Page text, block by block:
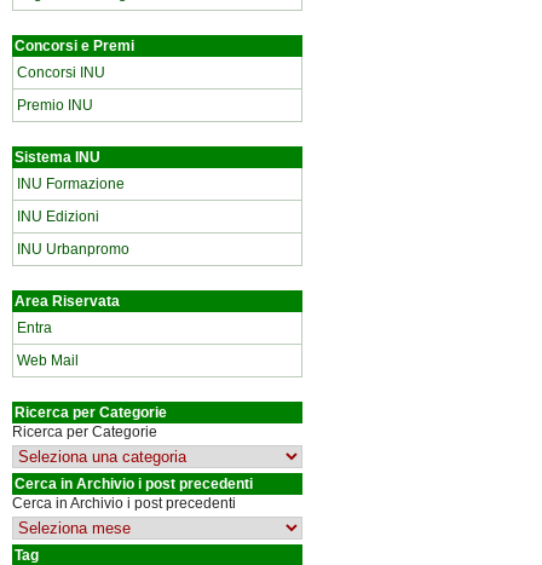
Concorsi e Premi
Concorsi INU
Premio INU
Sistema INU
INU Formazione
INU Edizioni
INU Urbanpromo
Area Riservata
Entra
Web Mail
Ricerca per Categorie
Ricerca per Categorie
Cerca in Archivio i post precedenti
Cerca in Archivio i post precedenti
Tag